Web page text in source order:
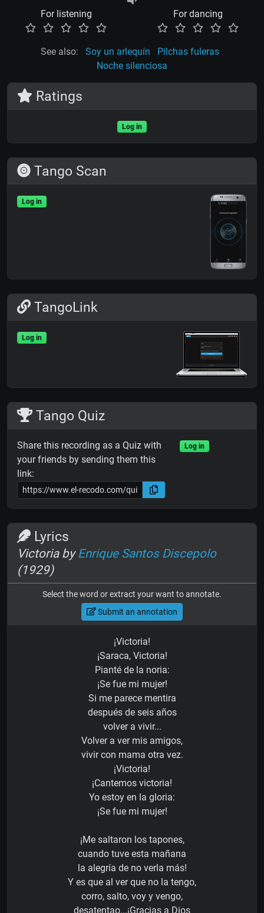
For listening For dancing
See also: Soy un arlequín
Pilchas fuleras
Noche silenciosa
Ratings
Log in
Tango Scan
Log in
TangoLink
Log in
Tango Quiz
Share this recording as a Quiz with
your friends by sending them this
link:
Log in
Lyrics
Victoria byEnrique Santos Discepolo
(1929)
Select the word or extract your want to annotate.
Submit an annotation
¡Victoria!
¡Saraca, Victoria!
Pianté de la noria:
¡Se fue mi mujer!
Si me parece mentira
después de seis años
volver a vivir...
Volver a ver mis amigos,
vivir con mama otra vez.
¡Victoria!
¡Cantemos victoria!
Yo estoy en la gloria:
¡Se fue mi mujer!
¡Me saltaron los tapones,
cuando tuve esta mañana
la alegría de no verla más!
Y es que al ver que no la tengo,
corro, salto, voy y vengo,
desatentao...¡Gracias a Dios